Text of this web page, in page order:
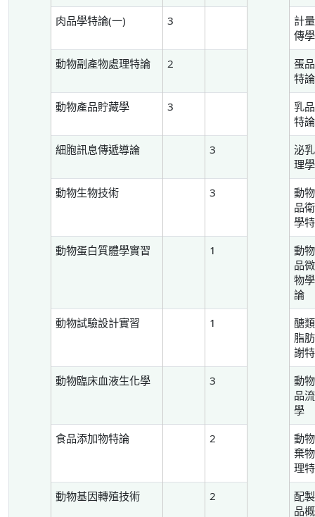
肉品學特論(一)
3
計
傳學
動物副產物處理特論
2
蛋
特論
動物產品貯藏學
3
乳
特論
細胞訊息傳遞導論
3
泌
理學
動物生物技術
3
動
品
學
動物蛋白質體學實習
1
動
品
物
論
動物試驗設計實習
1
醣
脂
謝
動物臨床血液生化學
3
動
品
學
食品添加物特論
2
動
棄
理
動物基因轉殖技術
2
配
品